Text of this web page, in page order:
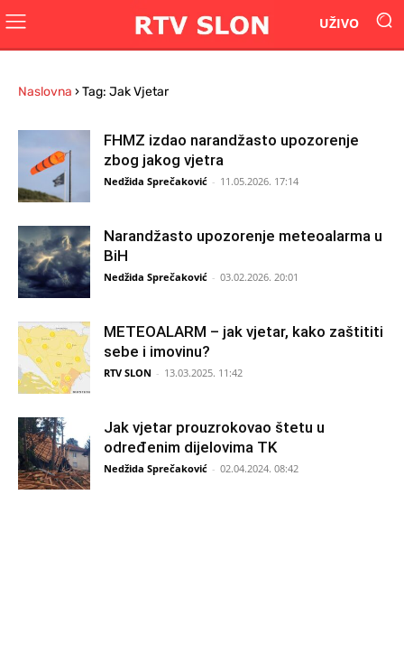
UŽIVO
Naslovna ›Tag: Jak Vjetar
FHMZ izdao narandžasto upozorenje
zbog jakog vjetra
Nedžida Sprečaković - 11.05.2026. 17:14
Narandžasto upozorenje meteoalarma u
BiH
Nedžida Sprečaković - 03.02.2026. 20:01
METEOALARM – jak vjetar, kako zaštititi
sebe i imovinu?
RTV SLON - 13.03.2025. 11:42
Jak vjetar prouzrokovao štetu u
određenim dijelovima TK
Nedžida Sprečaković - 02.04.2024. 08:42